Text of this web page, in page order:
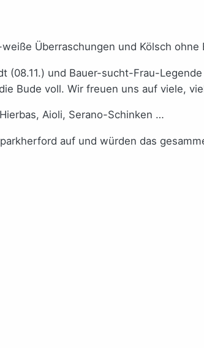
Überraschungen und Kölsch ohne
und Bauer-sucht-Frau-
Bude voll. Wir freuen uns auf viele,
Aioli, Serano-Schinken …
auf und würden das